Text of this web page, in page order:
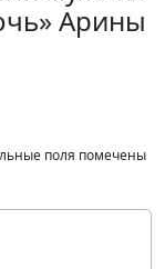
Арины
поля помечены